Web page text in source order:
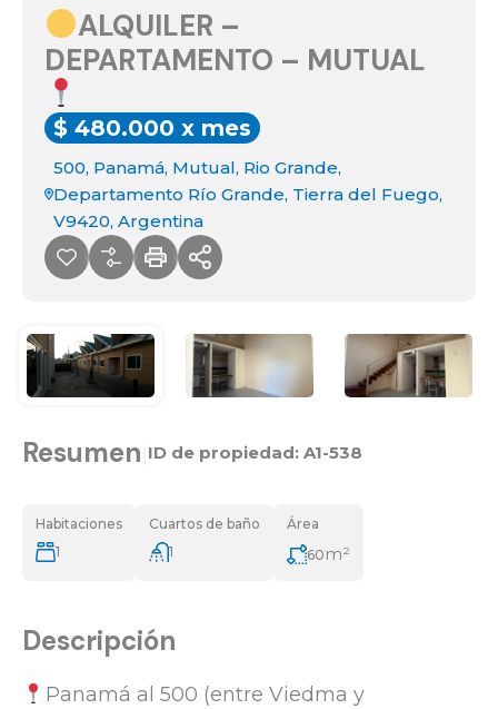
ALQUILER –
DEPARTAMENTO – MUTUAL
$ 480.000 x mes
500, Panamá, Mutual, Rio Grande,
Departamento Río Grande, Tierra del Fuego,
V9420, Argentina
Resumen ID de propiedad: A1-538
Habitaciones
1
Cuartos de baño
1
Área
60 m²
Descripción
Panamá al 500 (entre Viedma y